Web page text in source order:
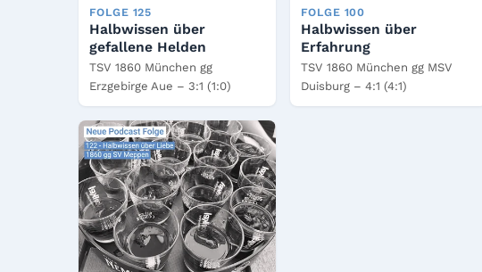
FOLGE 125
Halbwissen über
gefallene Helden
TSV 1860 München gg
Erzgebirge Aue – 3:1 (1:0)
FOLGE 100
Halbwissen über
Erfahrung
TSV 1860 München gg MSV
Duisburg – 4:1 (4:1)